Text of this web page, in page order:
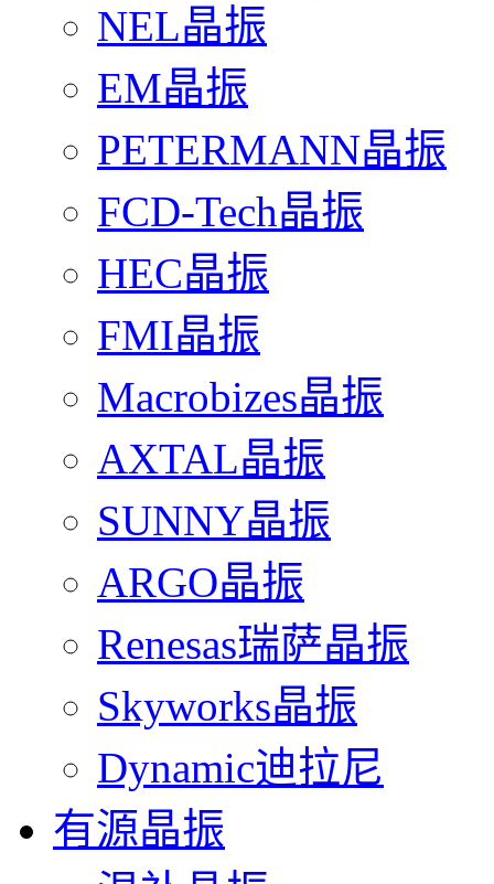
NEL晶振
EM晶振
PETERMANN晶振
FCD-Tech晶振
HEC晶振
FMI晶振
Macrobizes晶振
AXTAL晶振
SUNNY晶振
ARGO晶振
Renesas瑞萨晶振
Skyworks晶振
Dynamic迪拉尼
有源晶振